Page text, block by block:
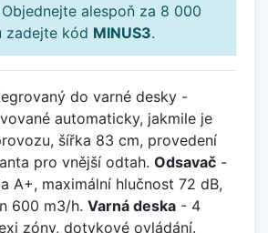
Objednejte alespoň za 8 000
zadejte kód MINUS3.
do varné desky -
automaticky, jakmile je
šířka 83 cm, provedení
pro vnější odtah. Odsavač -
A+, maximální hlučnost 72 dB,
600 m3/h. Varná deska - 4
zóny, dotykové ovládání.